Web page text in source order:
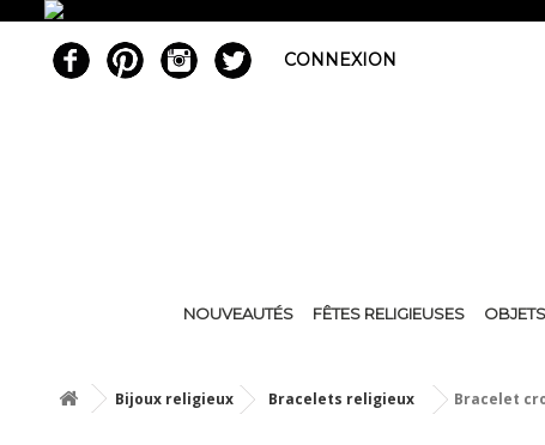
CONNEXION
NOUVEAUTÉS FÊTES RELIGIEUSES
Bijoux religieux Bracelets religieux Bracelet